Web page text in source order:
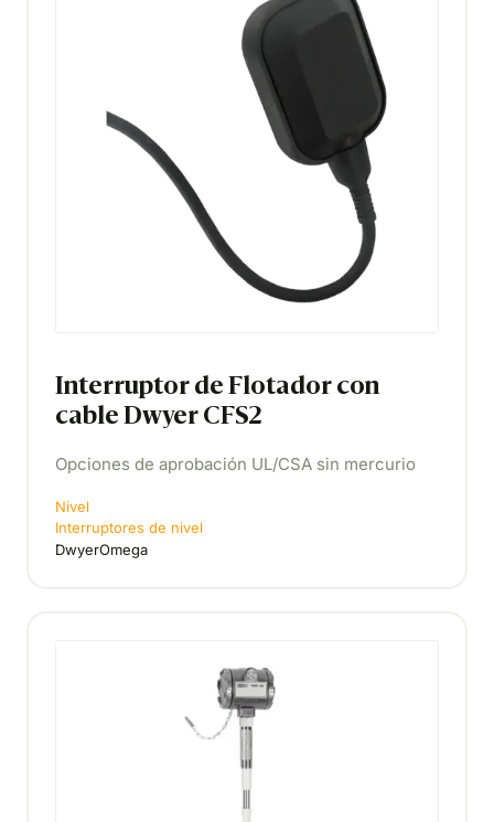
Interruptor de Flotador con
cable Dwyer CFS2
Opciones de aprobación UL/CSA sin mercurio
Nivel
Interruptores de nivel
DwyerOmega